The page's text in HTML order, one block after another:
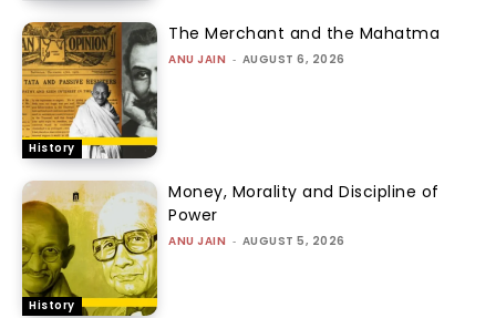
History
The Merchant and the Mahatma
ANU JAIN - AUGUST 6, 2026
History
Money, Morality and Discipline of
Power
ANU JAIN - AUGUST 5, 2026